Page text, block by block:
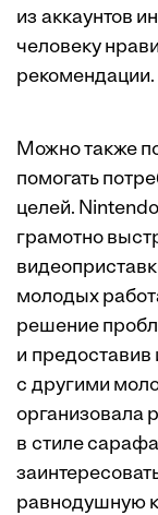
из аккаунтов
человеку
рекомендации.
Можно также
помогать
целей.
грамотно
молодых
решение
и
с другими
организовала
в стиле
равнодушную